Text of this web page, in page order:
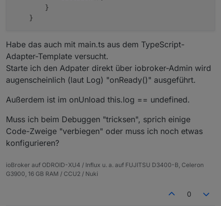
        }
Habe das auch mit main.ts aus dem TypeScript-
Adapter-Template versucht.
Starte ich den Adpater direkt über iobroker-Admin wird
augenscheinlich (laut Log) "onReady()" ausgeführt.
Außerdem ist im onUnload this.log == undefined.
Muss ich beim Debuggen "tricksen", sprich einige
Code-Zweige "verbiegen" oder muss ich noch etwas
konfigurieren?
ioBroker auf ODROID-XU4 / Influx u. a. auf FUJITSU D3400-B, Celeron
G3900, 16 GB RAM / CCU2 / Nuki
0